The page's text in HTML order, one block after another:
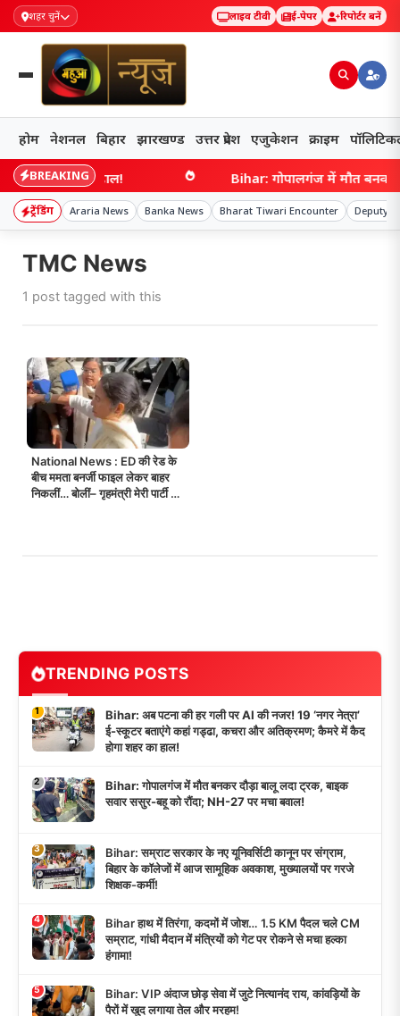
शहर चुनें लाइव टीवी ई-पेपर रिपोर्टर बनें
होम नेशनल बिहार झारखण्ड उत्तर प्रदेश एजुकेशन क्राइम
BREAKING
शहर का हाल! Bihar: गोपालगंज में मौत बनकर
ट्रेंडिंग Araria News Banka News Bharat Tiwari Encounter Deputy
TMC News
1 post tagged with this
National News : ED की रेड के
बीच ममता बनर्जी फाइल लेकर बाहर
निकलीं… बोलीं– गृहमंत्री मेरी पार्टी के
TRENDING POSTS
1
Bihar: अब पटना की हर गली पर AI की नजर! 19 ‘नगर नेत्रा’
ई-स्कूटर बताएंगे कहां गड्ढा, कचरा और अतिक्रमण; कैमरे में कैद
होगा शहर का हाल!
2
Bihar: गोपालगंज में मौत बनकर दौड़ा बालू लदा ट्रक, बाइक
सवार ससुर-बहू को रौंदा; NH-27 पर मचा बवाल!
3
Bihar: सम्राट सरकार के नए यूनिवर्सिटी कानून पर संग्राम,
बिहार के कॉलेजों में आज सामूहिक अवकाश, मुख्यालयों पर गरजे
शिक्षक-कर्मी!
4
Bihar हाथ में तिरंगा, कदमों में जोश… 1.5 KM पैदल चले CM
सम्राट, गांधी मैदान में मंत्रियों को गेट पर रोकने से मचा हल्का
हंगामा!
5
Bihar: VIP अंदाज छोड़ सेवा में जुटे नित्यानंद राय, कांवड़ियों के
पैरों में खुद लगाया तेल और मरहम!